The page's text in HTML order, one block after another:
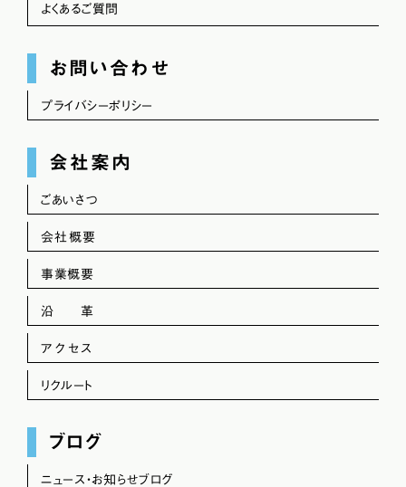
よくあるご質問
お問い合わせ
プライバシーポリシー
会社案内
ごあいさつ
会社概要
事業概要
沿 革
アクセス
リクルート
ブログ
ニュース・お知らせブログ